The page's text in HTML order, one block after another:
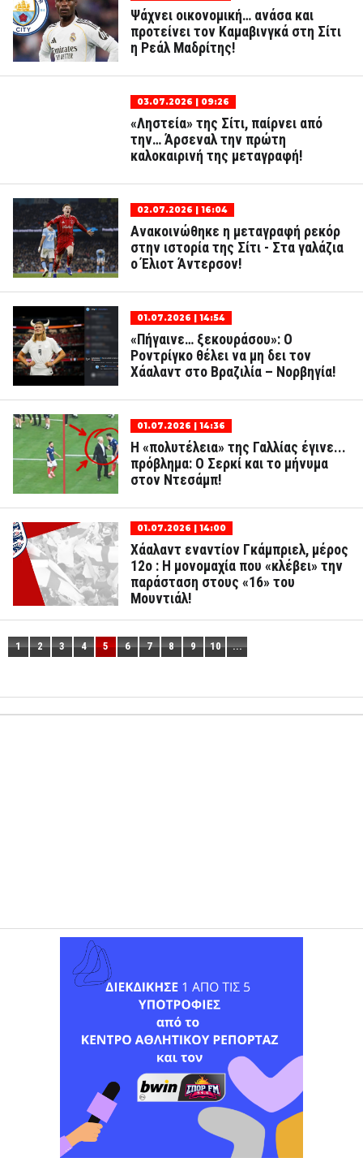
Ψάχνει οικονομική… ανάσα και
προτείνει τον Καμαβινγκά στη Σίτι
η Ρεάλ Μαδρίτης!
03.07.2026 | 09:26
«Ληστεία» της Σίτι, παίρνει από
την… Άρσεναλ την πρώτη
καλοκαιρινή της μεταγραφή!
02.07.2026 | 16:04
Ανακοινώθηκε η μεταγραφή ρεκόρ
στην ιστορία της Σίτι - Στα γαλάζια
ο Έλιοτ Άντερσον!
01.07.2026 | 14:54
«Πήγαινε… ξεκουράσου»: Ο
Ροντρίγκο θέλει να μη δει τον
Χάαλαντ στο Βραζιλία – Νορβηγία!
01.07.2026 | 14:36
Η «πολυτέλεια» της Γαλλίας έγινε...
πρόβλημα: Ο Σερκί και το μήνυμα
στον Ντεσάμπ!
01.07.2026 | 14:00
Χάαλαντ εναντίον Γκάμπριελ, μέρος
12ο : Η μονομαχία που «κλέβει» την
παράσταση στους «16» του
Μουντιάλ!
1 2 3 4 5 6 7 8 9 10 ...